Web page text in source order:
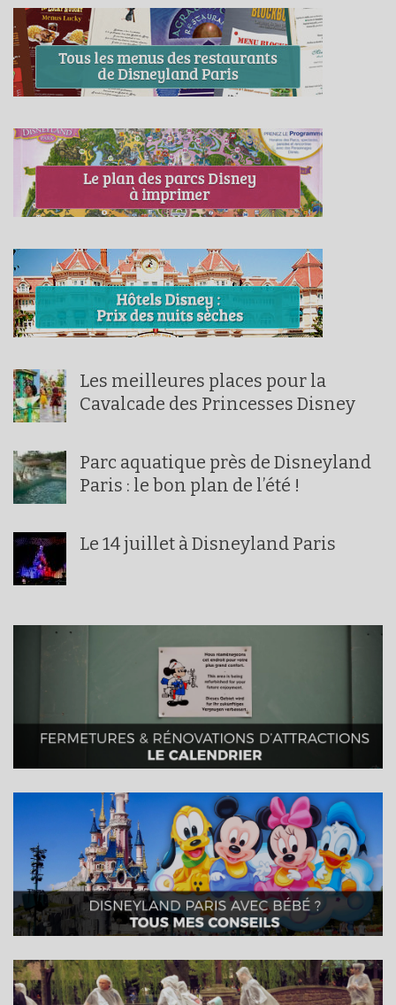
Les meilleures places pour la
Cavalcade des Princesses Disney
Parc aquatique près de Disneyland
Paris : le bon plan de l’été !
Le 14 juillet à Disneyland Paris